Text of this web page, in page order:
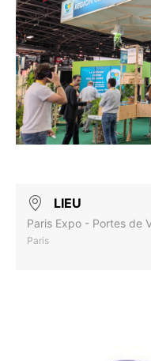
LIEU
Paris Expo - Portes de
Paris